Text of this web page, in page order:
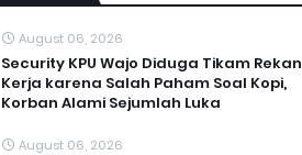
August 06, 2026
Security KPU Wajo Diduga Tikam Rekan
Kerja karena Salah Paham Soal Kopi,
Korban Alami Sejumlah Luka
August 06, 2026